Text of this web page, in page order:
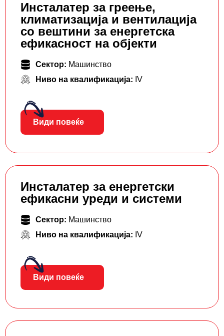
Инсталатер за греење,
климатизација и вентилација
со вештини за енергетска
ефикасност на објекти
Сектор: Машинство
Ниво на квалификација: IV
Види повеќе
Инсталатер за енергетски
ефикасни уреди и системи
Сектор: Машинство
Ниво на квалификација: IV
Види повеќе